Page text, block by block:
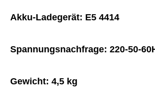
Akku-Ladegerät: E5 4414
Spannungsnachfrage: 220-50-
Gewicht: 4,5 kg